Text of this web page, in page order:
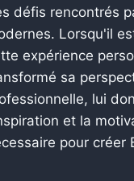
défis rencontrés
Lorsqu'il
expérience
sa
lui
et la
pour créer